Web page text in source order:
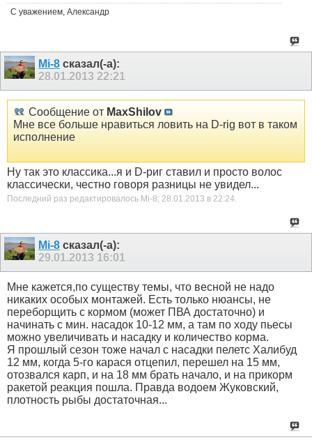
С уважением, Александр
Mi-8 сказал(-а):
28.01.2013 22:21
Сообщение от MaxShilov
Мне все больше нравиться ловить на D-rig вот в таком
исполнение
Ну так это классика...я и D-риг ставил и просто волос
классически, честно говоря разницы не увидел...
Последний раз редактировалось Mi-8; 28.01.2013 в 22:24
Mi-8 сказал(-а):
29.01.2013 16:01
Мне кажется,по существу темы, что весной не надо
никаких особых монтажей. Есть только нюансы, не
переборщить с кормом (может ПВА достаточно) и
начинать с мин. насадок 10-12 мм, а там по ходу пьесы
можно увеличивать и насадку и количество корма.
Я прошлый сезон тоже начал с насадки пелетс Халибуд
12 мм, когда 5-го карася отцепил, перешел на 15 мм,
отозвался карп, и на 18 мм брать начало, и на прикорм
ракетой реакция пошла. Правда водоем Жуковский,
плотность рыбы достаточная...